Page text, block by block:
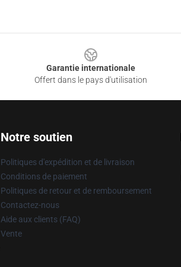
Garantie internationale
Offert dans le pays d'utilisation
Notre soutien
Politiques d'expédition et de livraison
Conditions de paiement
Politiques de retour et de remboursement
Contactez-nous
Aide aux clients (FAQ)
Vente